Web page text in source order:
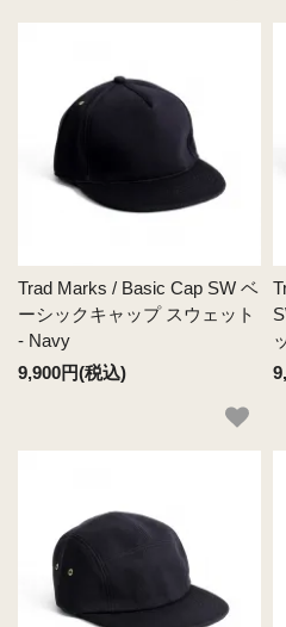
Trad Marks / Basic Cap SW ベ
ーシックキャップ スウェット
- Navy
9,900円(税込)